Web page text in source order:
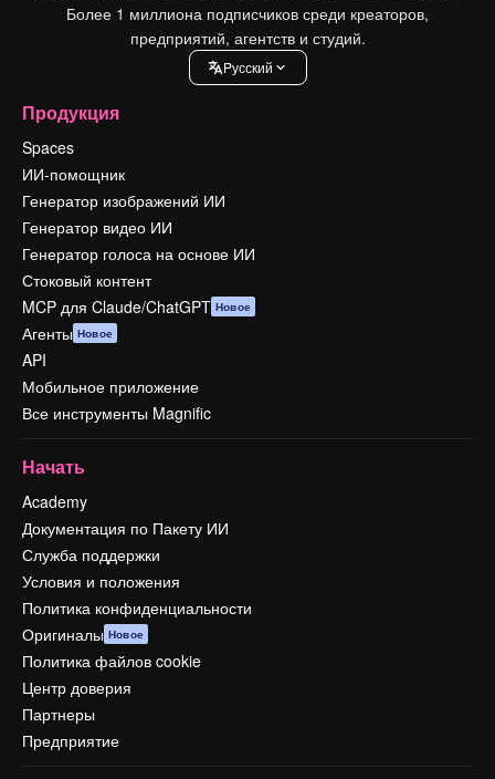
Более 1 миллиона подписчиков среди креаторов,
предприятий, агентств и студий.
Pусский
Продукция
Spaces
ИИ-помощник
Генератор изображений ИИ
Генератор видео ИИ
Генератор голоса на основе ИИ
Стоковый контент
MCP для Claude/ChatGPT Новое
Агенты Новое
API
Мобильное приложение
Все инструменты Magnific
Начать
Academy
Документация по Пакету ИИ
Служба поддержки
Условия и положения
Политика конфиденциальности
Оригиналы Новое
Политика файлов cookie
Центр доверия
Партнеры
Предприятие